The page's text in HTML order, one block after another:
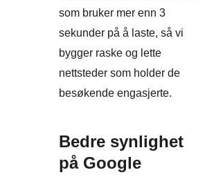
som bruker mer enn 3
sekunder på å laste, så vi
bygger raske og lette
nettsteder som holder de
besøkende engasjerte.
Bedre synlighet
på Google